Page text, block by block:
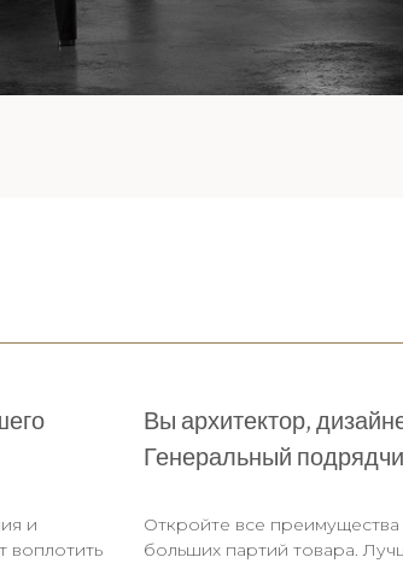
и
воплотить
Вы архитектор,
Генеральный
Откройте все
больших партий товара.